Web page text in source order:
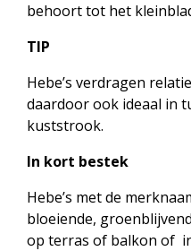
behoort tot het
TIP
Hebe’s verdragen
daardoor ook ideaal in
kuststrook.
In kort bestek
Hebe’s met de
bloeiende,
op terras of balkon of